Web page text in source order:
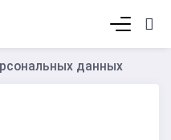
данных